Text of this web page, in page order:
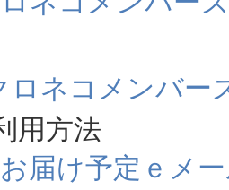
ロネコメンバー
用方法
お届け予定ｅメ